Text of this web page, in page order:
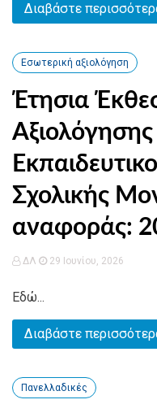
Διαβάστε
Εσωτερική αξιολόγηση
Έτησια
Αξιολόγησης
Σχολικής
αναφοράς:
ΔΛ 29 Ιουνίου, 2026
Εδώ...
Διαβάστε
Πανελλαδικές